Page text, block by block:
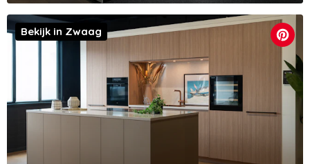
Bekijk in Zwaag